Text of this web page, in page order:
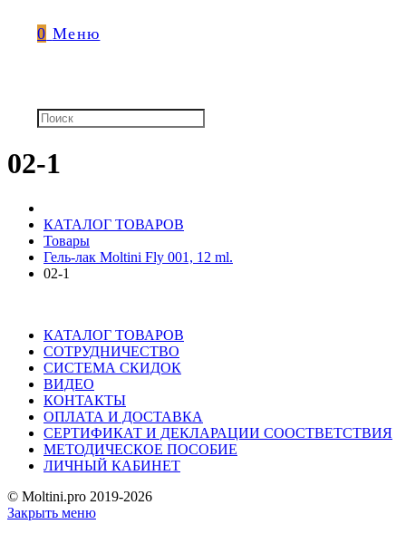
0 Меню
02-1
КАТАЛОГ ТОВАРОВ
Товары
Гель-лак Moltini Fly 001, 12 ml.
02-1
КАТАЛОГ ТОВАРОВ
СОТРУДНИЧЕСТВО
СИСТЕМА СКИДОК
ВИДЕО
КОНТАКТЫ
ОПЛАТА И ДОСТАВКА
СЕРТИФИКАТ И ДЕКЛАРАЦИИ СООСТВЕТСТВИЯ
МЕТОДИЧЕСКОЕ ПОСОБИЕ
ЛИЧНЫЙ КАБИНЕТ
© Moltini.pro 2019-2026
Закрыть меню